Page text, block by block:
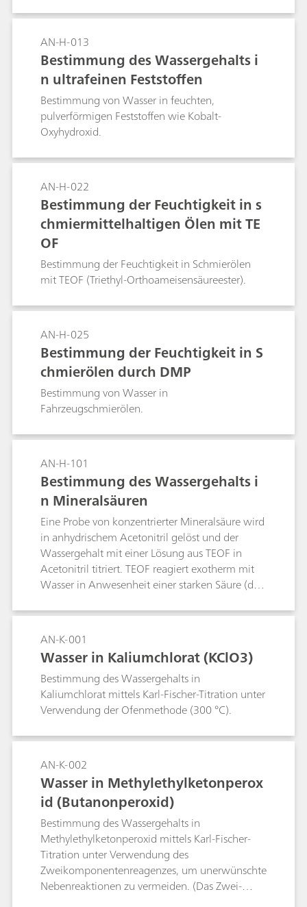
Materialien kann zuverlässig und präzise mittels
coulometrischer Karl-Fischer-Titration bestimmt
werden. In diesem Application Bulletin wird die
Bestimmung für die folgenden Materialien
beschrieben:Rohmaterialien für die Herstellung
von Lithium-Ionen-Batterien (z. B. Lösungsmittel
für Elektrolyte, Russ/Graphit);
Elektrodenbeschichtungsprodukte (Slurry) für
die Anoden- und Kathodenbeschichtung; Die
beschichteten Anoden- und Kathodenfolien
Materialkombination; Elektrolyte für Lithium-
Ionen-Batterien;
AN-H-013
Bestimmung des Wassergehalts i
n ultrafeinen Feststoffen
Bestimmung von Wasser in feuchten,
pulverförmigen Feststoffen wie Kobalt-
Oxyhydroxid.
AN-H-022
Bestimmung der Feuchtigkeit in s
chmiermittelhaltigen Ölen mit TE
OF
Bestimmung der Feuchtigkeit in Schmierölen
mit TEOF (Triethyl-Orthoameisensäureester).
AN-H-025
Bestimmung der Feuchtigkeit in S
chmierölen durch DMP
Bestimmung von Wasser in
Fahrzeugschmierölen.
AN-H-101
Bestimmung des Wassergehalts i
n Mineralsäuren
Eine Probe von konzentrierter Mineralsäure wird
in anhydrischem Acetonitril gelöst und der
Wassergehalt mit einer Lösung aus TEOF in
Acetonitril titriert. TEOF reagiert exotherm mit
Wasser in Anwesenheit einer starken Säure (die
AN-K-001
Wasser in Kaliumchlorat (KClO3)
Bestimmung des Wassergehalts in
Kaliumchlorat mittels Karl-Fischer-Titration unter
Verwendung der Ofenmethode (300 °C).
AN-K-002
Wasser in Methylethylketonperox
id (Butanonperoxid)
Bestimmung des Wassergehalts in
Methylethylketonperoxid mittels Karl-Fischer-
Titration unter Verwendung des
Zweikomponentenreagenzes, um unerwünschte
Nebenreaktionen zu vermeiden. (Das Zwei-